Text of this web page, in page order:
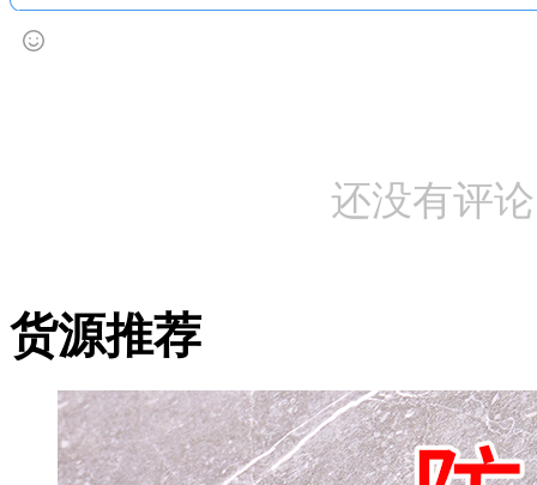
还没有评
货源推荐